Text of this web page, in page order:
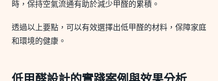
時，保持空氣流通有助於減少甲醛的累積。
透過以上要點，可以有效選擇出低甲醛的材料，保障家庭
和環境的健康。